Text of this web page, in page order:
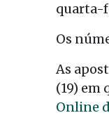
quarta-
Os
As
(19) em
Online